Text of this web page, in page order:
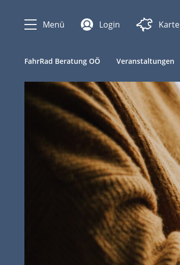
Menü Login Karte
FahrRad Beratung OÖ Veranstaltungen